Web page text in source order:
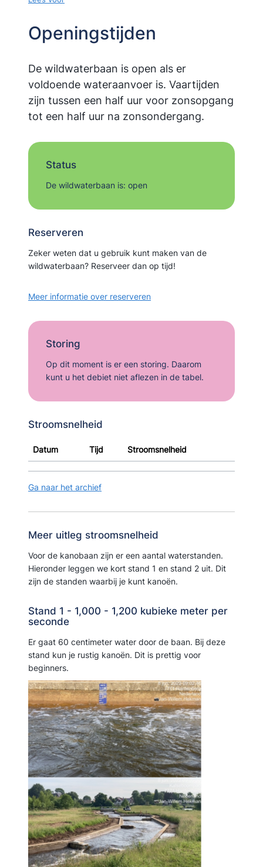
Openingstijden
De wildwaterbaan is open als er
voldoende wateraanvoer is. Vaartijden
zijn tussen een half uur voor zonsopgang
tot een half uur na zonsondergang.
Status
De wildwaterbaan is: open
Reserveren
Zeker weten dat u gebruik kunt maken van de
wildwaterbaan? Reserveer dan op tijd!
Meer informatie over reserveren
Storing
Op dit moment is er een storing. Daarom
kunt u het debiet niet aflezen in de tabel.
Stroomsnelheid
Datum Tijd Stroomsnelheid
Ga naar het archief
Meer uitleg stroomsnelheid
Voor de kanobaan zijn er een aantal waterstanden.
Hieronder leggen we kort stand 1 en stand 2 uit. Dit
zijn de standen waarbij je kunt kanoën.
Stand 1 - 1,000 - 1,200 kubieke meter per
seconde
Er gaat 60 centimeter water door de baan. Bij deze
stand kun je rustig kanoën. Dit is prettig voor
beginners.